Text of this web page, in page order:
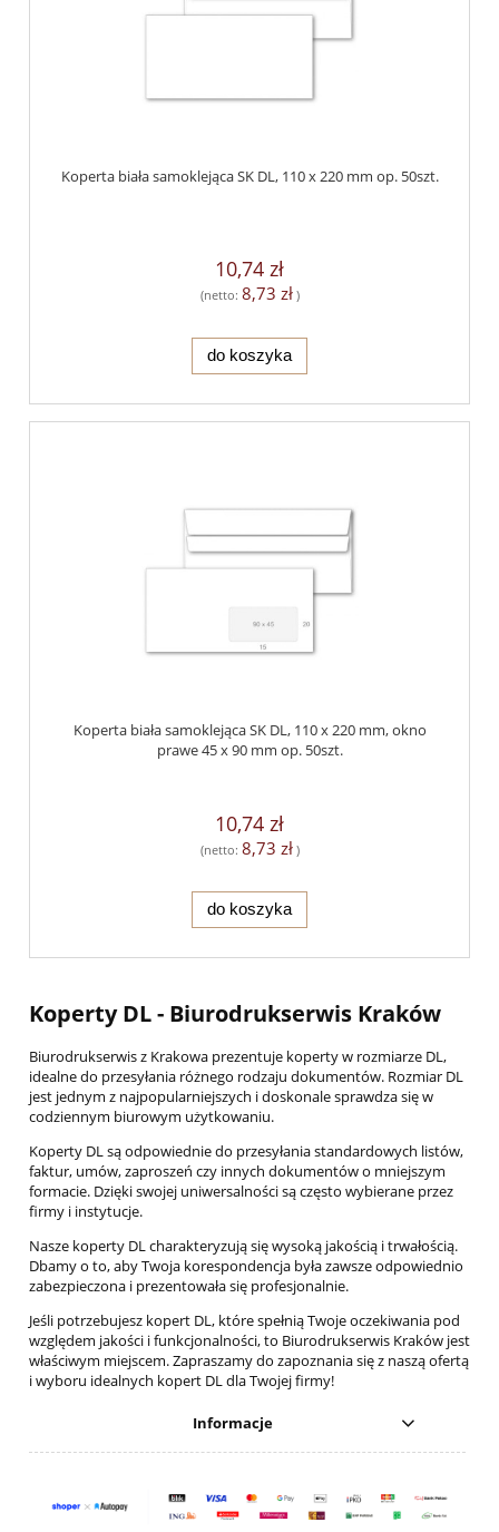
Koperta biała samoklejąca SK DL, 110 x 220 mm op. 50szt.
10,74 zł
(netto: 8,73 zł)
do koszyka
Koperta biała samoklejąca SK DL, 110 x 220 mm, okno
prawe 45 x 90 mm op. 50szt.
10,74 zł
(netto: 8,73 zł)
do koszyka
Koperty DL - Biurodrukserwis Kraków
Biurodrukserwis z Krakowa prezentuje koperty w rozmiarze DL,
idealne do przesyłania różnego rodzaju dokumentów. Rozmiar DL
jest jednym z najpopularniejszych i doskonale sprawdza się w
codziennym biurowym użytkowaniu.
Koperty DL są odpowiednie do przesyłania standardowych listów,
faktur, umów, zaproszeń czy innych dokumentów o mniejszym
formacie. Dzięki swojej uniwersalności są często wybierane przez
firmy i instytucje.
Nasze koperty DL charakteryzują się wysoką jakością i trwałością.
Dbamy o to, aby Twoja korespondencja była zawsze odpowiednio
zabezpieczona i prezentowała się profesjonalnie.
Jeśli potrzebujesz kopert DL, które spełnią Twoje oczekiwania pod
względem jakości i funkcjonalności, to Biurodrukserwis Kraków jest
właściwym miejscem. Zapraszamy do zapoznania się z naszą ofertą
i wyboru idealnych kopert DL dla Twojej firmy!
Informacje